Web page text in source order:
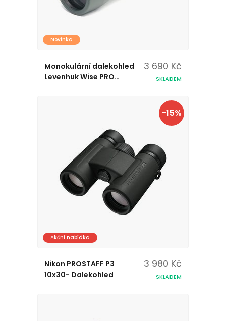
Novinka
Monokulární dalekohled
Levenhuk Wise PRO
3 690 Kč
SKLADEM
-15%
Akční nabídka
Nikon PROSTAFF P3
10x30- Dalekohled
3 980 Kč
SKLADEM